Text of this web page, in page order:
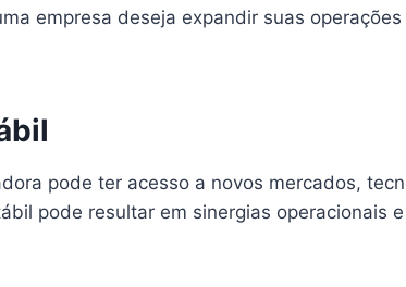
empresa deseja expandir suas
pode ter acesso a novos mercados,
pode resultar em sinergias operacionais